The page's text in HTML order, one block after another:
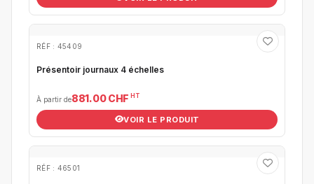
RÉF : 45409
Présentoir journaux 4 échelles
À partir de881.00 CHF HT
VOIR LE PRODUIT
RÉF : 46501